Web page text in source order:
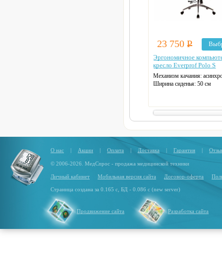
23 750Р
Эргономичное
кресло Everprof Polo S
Механизм качания:
Ширина сиденья: 50 см
Материал спинки: сетчатая
Регулировка высоты:
Крестовина: алюминиевая
Цвет: на выбор
О нас | Акции | Оплата | Доставка | Гарантия |
© 2006-2026. МедСпрос - продажа медицинской техники
Личный кабинет Мобильная версия сайта Договор-оферта
Страница создана за 0.165 с, БД - 0.086 с (new server)
Продвижение сайта Разработка сайта